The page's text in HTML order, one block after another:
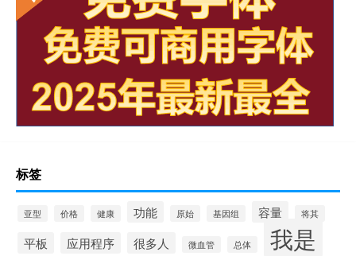
标签
亚型 价格 健康 功能 原始 基因组 容量 将其
平板 应用程序 很多人 微血管 总体 我是